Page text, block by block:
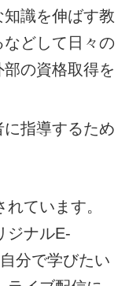
識を伸ばす教
どして日々の
の資格取得を
指導するため
ています。
ジナルE-
分で学びたい